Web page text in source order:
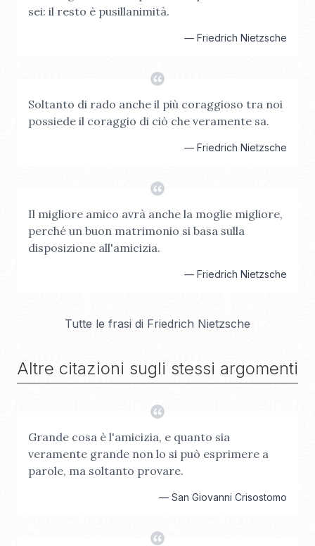
sei: il resto è pusillanimità.
— Friedrich Nietzsche
Soltanto di rado anche il più coraggioso tra noi
possiede il coraggio di ciò che veramente sa.
— Friedrich Nietzsche
Il migliore amico avrà anche la moglie migliore,
perché un buon matrimonio si basa sulla
disposizione all'amicizia.
— Friedrich Nietzsche
Tutte le frasi di Friedrich Nietzsche
Altre citazioni sugli stessi argomenti
Grande cosa è l'amicizia, e quanto sia
veramente grande non lo si può esprimere a
parole, ma soltanto provare.
— San Giovanni Crisostomo